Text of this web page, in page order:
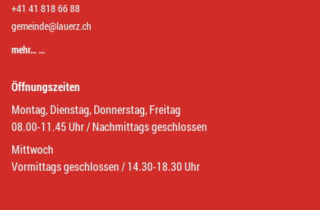
+41 41 818 66 88
gemeinde@lauerz.ch
mehr… …
Öffnungszeiten
Montag, Dienstag, Donnerstag, Freitag
08.00-11.45 Uhr / Nachmittags geschlossen
Mittwoch
Vormittags geschlossen / 14.30-18.30 Uhr